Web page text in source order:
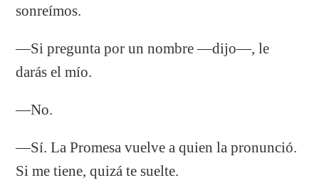
sonreímos.
—Si pregunta por un nombre —dijo—, le
darás el mío.
—No.
—Sí. La Promesa vuelve a quien la pronunció.
Si me tiene, quizá te suelte.